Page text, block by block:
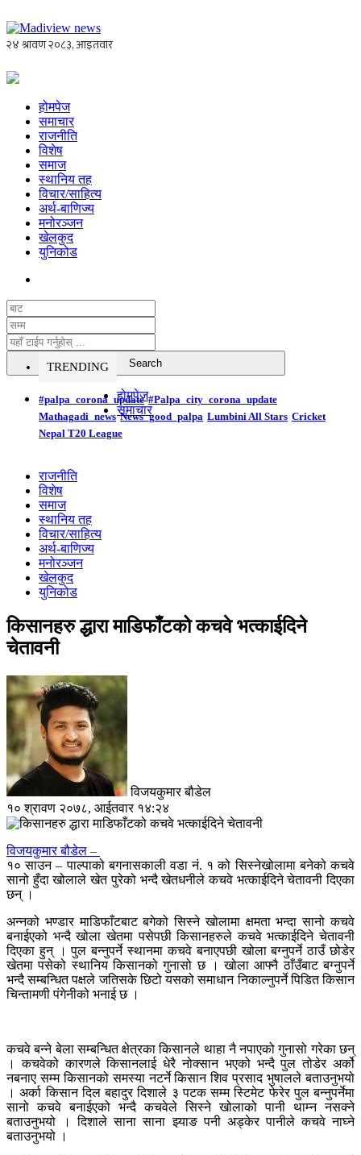
होमपेज
समाचार
राजनीति
विशेष
समाज
स्थानिय तह
विचार/साहित्य
अर्थ-बाणिज्य
मनोरञ्जन
खेलकुद
युनिकोड
TRENDING
#palpa_corona_update #Palpa_city_corona_update
Mathagadi_news News_good_palpa Lumbini All Stars Cricket
Nepal T20 League
होमपेज
समाचार
राजनीति
विशेष
समाज
स्थानिय तह
विचार/साहित्य
अर्थ-बाणिज्य
मनोरञ्जन
खेलकुद
युनिकोड
किसानहरु द्धारा माडिफाँटको कचवे भत्काईदिने
चेतावनी
विजयकुमार बौडेल
१० श्रावण २०७८, आईतवार १४:२४
विजयकुमार बौडेल –
१० साउन – पाल्पाको बगनासकाली वडा नं. १ को सिस्नेखोलामा बनेको कचवे
सानो हुँदा खोलाले खेत पुरेको भन्दै खेतधनीले कचवे भत्काईदिने चेतावनी दिएका
छन् ।
अन्नको भण्डार माडिफाँटबाट बगेको सिस्ने खोलामा क्षमता भन्दा सानो कचवे
बनाईएको भन्दै खोला खेतमा पसेपछी किसानहरुले कचवे भत्काईदिने चेतावनी
दिएका हुन् । पुल बन्नुपर्ने स्थानमा कचवे बनाएपछी खोला बग्नुपर्ने ठाउँ छोडेर
खेतमा पसेको स्थानिय किसानको गुनासो छ । खोला आफ्नै ठाँउँबाट बग्नुपर्ने
भन्दै सम्बन्धित पक्षले जतिसके छिटो यसको समाधान निकाल्नुपर्ने पिडित किसान
चिन्तामणी पंगेनीको भनाई छ ।
कचवे बन्ने बेला सम्बन्धित क्षेत्रका किसानले थाहा नै नपाएको गुनासो गरेका छन्
। कचवेको कारणले किसानलाई धेरै नोक्सान भएको भन्दै पुल तोडेर अर्को
नबनाए सम्म किसानको समस्या नटर्ने किसान शिव प्रसाद भुषालले बताउनुभयो
। अर्का किसान दिल बहादुर दिशाले ३ पटक सम्म स्टिमेट फेरेर पुल बन्नुपर्नेमा
सानो कचवे बनाईएको भन्दै कचवेले सिस्ने खोलाको पानी थाम्न नसक्ने
बताउनुभयो । दिशाले साना साना झ्याङ पनी अड्केर पानीले कचवे नाघ्ने
बताउनुभयो ।